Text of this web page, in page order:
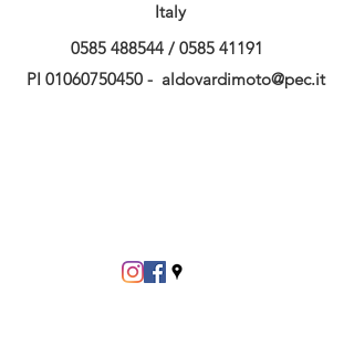
Italy
0585 488544 / 0585 41191
PI 01060750450 - aldovardimoto@pec.it